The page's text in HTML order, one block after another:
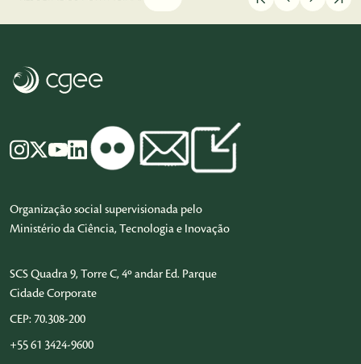
Organização social supervisionada pelo
Ministério da Ciência, Tecnologia e Inovação
SCS Quadra 9, Torre C, 4º andar Ed. Parque
Cidade Corporate
CEP: 70.308-200
+55 61 3424-9600